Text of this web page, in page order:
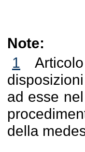
Note:
1
ad esse
della